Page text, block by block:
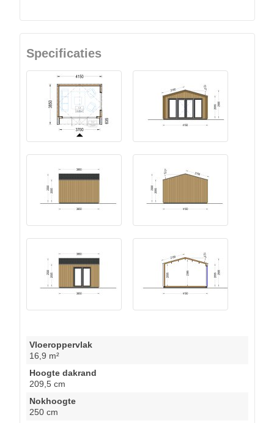
Specificaties
Vloeroppervlak
16,9 m²
Hoogte dakrand
209,5 cm
Nokhoogte
250 cm